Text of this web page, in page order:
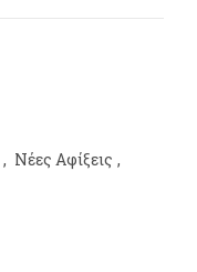
, Νέες Αφίξεις ,